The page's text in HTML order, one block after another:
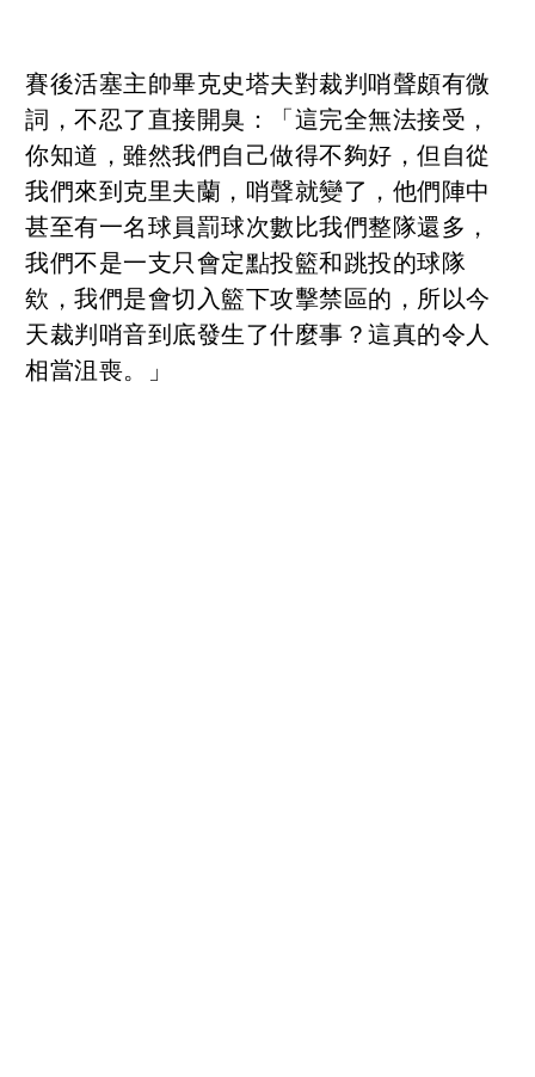
賽後活塞主帥畢克史塔夫對裁判哨聲頗有微
詞，不忍了直接開臭：「這完全無法接受，
你知道，雖然我們自己做得不夠好，但自從
我們來到克里夫蘭，哨聲就變了，他們陣中
甚至有一名球員罰球次數比我們整隊還多，
我們不是一支只會定點投籃和跳投的球隊
欸，我們是會切入籃下攻擊禁區的，所以今
天裁判哨音到底發生了什麼事？這真的令人
相當沮喪。」